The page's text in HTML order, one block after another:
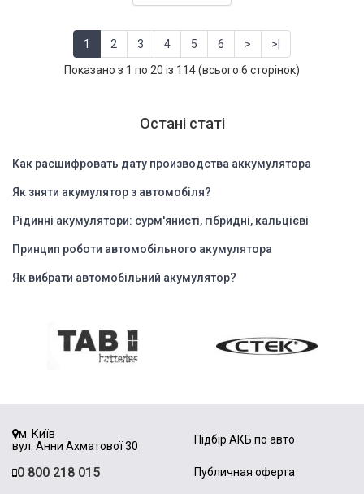
1 2 3 4 5 6 >
>|
Показано з 1 по 20 із 114 (всього 6 сторінок)
Остані статі
Как расшифровать дату производства аккумулятора
Як зняти акумулятор з автомобіля?
Рідинні акумулятори: сурм'янисті, гібридні, кальцієві
Принцип роботи автомобільного акумулятора
Як вибрати автомобільний акумулятор?
м. Київ
вул. Анни Ахматової 30
0 800 218 015
Підбір АКБ по авто
Публичная оферта